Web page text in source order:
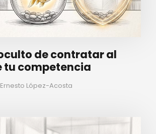
de contratar al
tu competencia
Ernesto López-Acosta